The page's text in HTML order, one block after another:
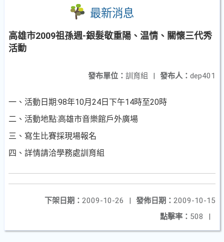
最新消息
高雄市2009祖孫週-銀髮敬重陽、温情、關懷三代秀
活動
發布人： dep401
發布單位： 訓育組 |
一、活動日期:98年10月24日下午14時至20時
二、活動地點:高雄市音樂館戶外廣場
三、寫生比賽採現場報名
四、詳情請洽學務處訓育組
發佈日期： 2009-10-15
下架日期： 2009-10-26
|
點擊率： 508 |